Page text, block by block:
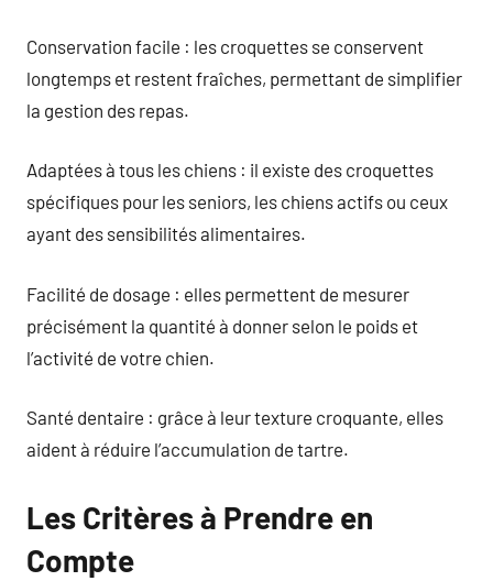
Conservation facile : les croquettes se conservent
longtemps et restent fraîches, permettant de simplifier
la gestion des repas.
Adaptées à tous les chiens : il existe des croquettes
spécifiques pour les seniors, les chiens actifs ou ceux
ayant des sensibilités alimentaires.
Facilité de dosage : elles permettent de mesurer
précisément la quantité à donner selon le poids et
l’activité de votre chien.
Santé dentaire : grâce à leur texture croquante, elles
aident à réduire l’accumulation de tartre.
Les Critères à Prendre en
Compte